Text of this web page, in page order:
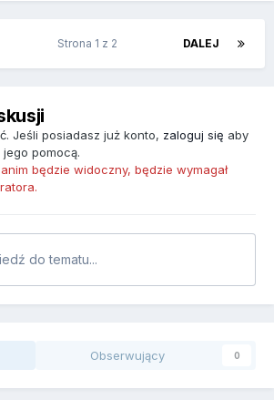
DALEJ
Strona 1 z 2
Jeśli posiadasz już konto, zaloguj się aby
pomocą.
będzie widoczny, będzie wymagał
do tematu...
Obserwujący 0